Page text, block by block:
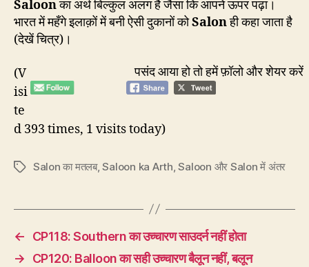
Saloonका अर्थ बिल्कुल अलग है जैसा कि आपने ऊपर पढ़ा।
भारत में महँगे इलाक़ों में बनी ऐसी दुकानों कोSalonही कहा जाता है
(देखें चित्र)।
पसंद आया हो तो हमें फ़ॉलो और शेयर करें
(V
isi
te
d 393 times, 1 visits today)
TagsSalon का मतलब,Saloon ka Arth ,Saloon और Salon में अंतर
←
CP118: Southern का उच्चारण साउदर्न नहीं होता
→
CP120: Balloon का सही उच्चारण बैलून नहीं, बलून